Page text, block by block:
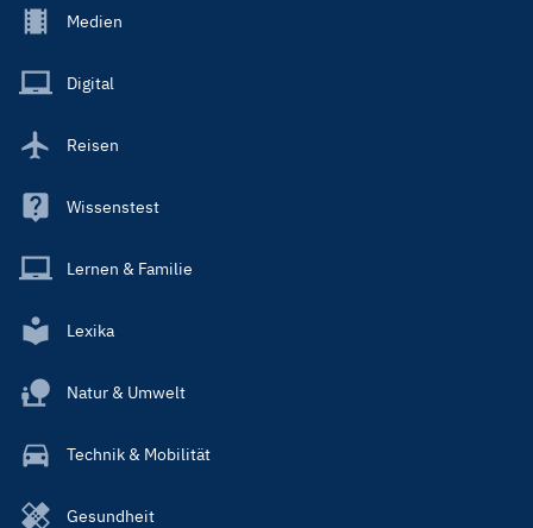
Footer
Main
Medien
Digital
Reisen
Wissenstest
Lernen & Familie
Lexika
Natur & Umwelt
Technik & Mobilität
Gesundheit